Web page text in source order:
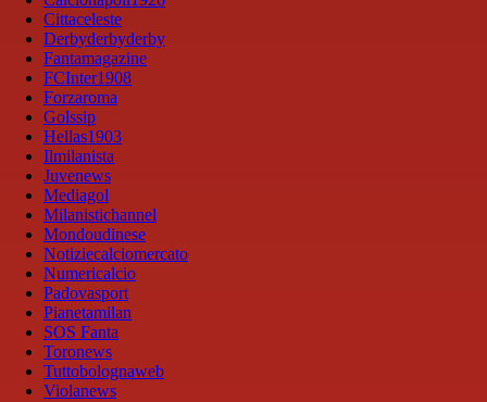
Cittaceleste
Derbyderbyderby
Fantamagazine
FCInter1908
Forzaroma
Golssip
Hellas1903
Ilmilanista
Juvenews
Mediagol
Milanistichannel
Mondoudinese
Notiziecalciomercato
Numericalcio
Padovasport
Pianetamilan
SOS Fanta
Toronews
Tuttobolognaweb
Violanews